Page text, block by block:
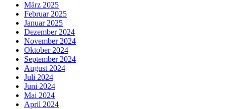
März 2025
Februar 2025
Januar 2025
Dezember 2024
November 2024
Oktober 2024
September 2024
August 2024
Juli 2024
Juni 2024
Mai 2024
April 2024